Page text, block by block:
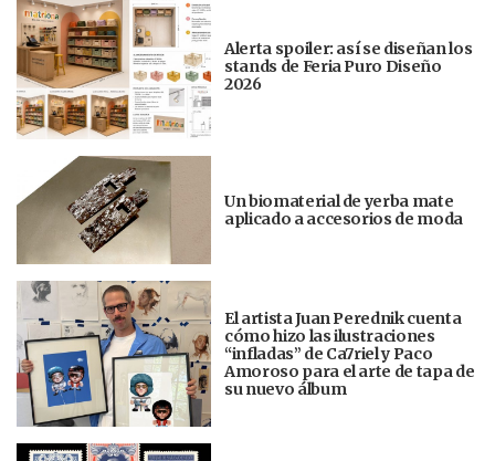
Alerta spoiler: así se diseñan los
stands de Feria Puro Diseño
2026
Un biomaterial de yerba mate
aplicado a accesorios de moda
El artista Juan Perednik cuenta
cómo hizo las ilustraciones
“infladas” de Ca7riel y Paco
Amoroso para el arte de tapa de
su nuevo álbum